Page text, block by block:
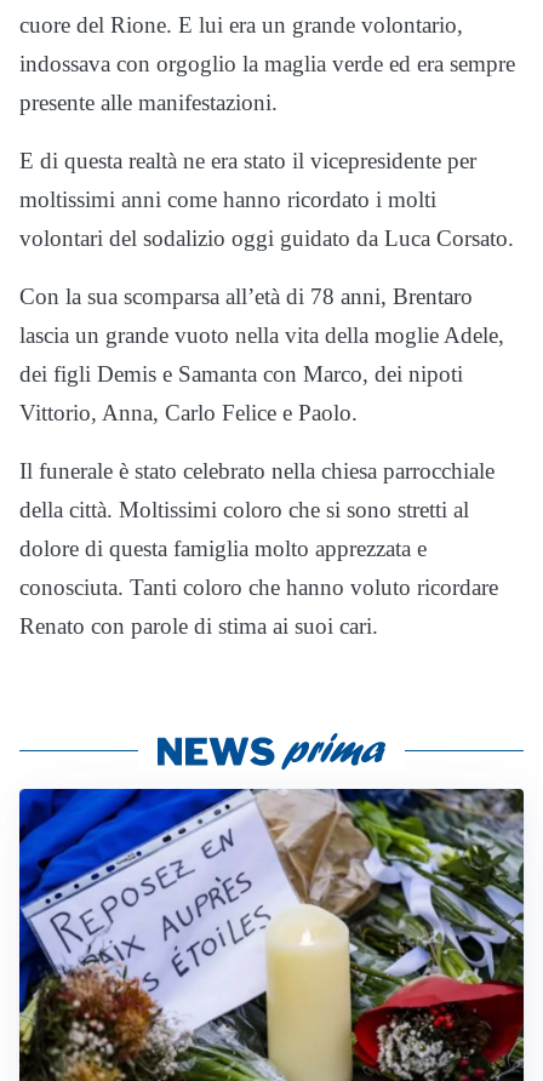
cuore del Rione. E lui era un grande volontario,
indossava con orgoglio la maglia verde ed era sempre
presente alle manifestazioni.
E di questa realtà ne era stato il vicepresidente per
moltissimi anni come hanno ricordato i molti
volontari del sodalizio oggi guidato da Luca Corsato.
Con la sua scomparsa all’età di 78 anni, Brentaro
lascia un grande vuoto nella vita della moglie Adele,
dei figli Demis e Samanta con Marco, dei nipoti
Vittorio, Anna, Carlo Felice e Paolo.
Il funerale è stato celebrato nella chiesa parrocchiale
della città. Moltissimi coloro che si sono stretti al
dolore di questa famiglia molto apprezzata e
conosciuta. Tanti coloro che hanno voluto ricordare
Renato con parole di stima ai suoi cari.